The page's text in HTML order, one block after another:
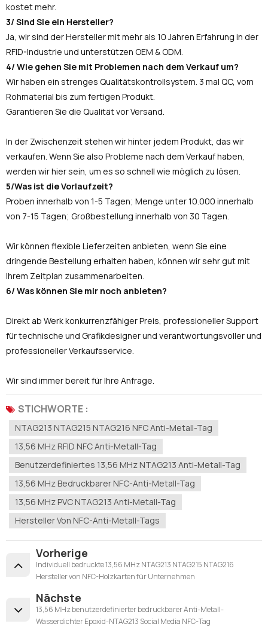
kostet mehr.
3/ Sind Sie ein Hersteller?
Ja, wir sind der Hersteller mit mehr als 10 Jahren Erfahrung in der
RFID-Industrie und unterstützen OEM & ODM.
4/ Wie gehen Sie mit Problemen nach dem Verkauf um?
Wir haben ein strenges Qualitätskontrollsystem. 3 mal QC, vom
Rohmaterial bis zum fertigen Produkt.
Garantieren Sie die Qualität vor Versand.
In der Zwischenzeit stehen wir hinter jedem Produkt, das wir
verkaufen. Wenn Sie also Probleme nach dem Verkauf haben,
werden wir hier sein, um es so schnell wie möglich zu lösen.
5/Was ist die Vorlaufzeit?
Proben innerhalb von 1-5 Tagen; Menge unter 10.000 innerhalb
von 7-15 Tagen; Großbestellung innerhalb von 30 Tagen.
Wir können flexible Lieferzeiten anbieten, wenn Sie eine
dringende Bestellung erhalten haben, können wir sehr gut mit
Ihrem Zeitplan zusammenarbeiten.
6/ Was können Sie mir noch anbieten?
Direkt ab Werk konkurrenzfähiger Preis, professioneller Support
für technische und Grafikdesigner und verantwortungsvoller und
professioneller Verkaufsservice.
Wir sind immer bereit für Ihre Anfrage.
STICHWORTE :
NTAG213 NTAG215 NTAG216 NFC Anti-Metall-Tag
13,56 MHz RFID NFC Anti-Metall-Tag
Benutzerdefiniertes 13,56 MHz NTAG213 Anti-Metall-Tag
13,56 MHz Bedruckbarer NFC-Anti-Metall-Tag
13,56 MHz PVC NTAG213 Anti-Metall-Tag
Hersteller Von NFC-Anti-Metall-Tags
Vorherige
Individuell bedruckte 13,56 MHz NTAG213 NTAG215 NTAG216
Hersteller von NFC-Holzkarten für Unternehmen
Nächste
13,56 MHz benutzerdefinierter bedruckbarer Anti-Metall-
Wasserdichter Epoxid-NTAG213 Social Media NFC-Tag